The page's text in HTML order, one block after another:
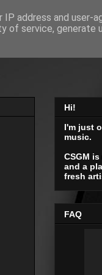
Hi!
I'm just
music.
CSGM
and a
fresh
FAQ
address and user-
of service, generate